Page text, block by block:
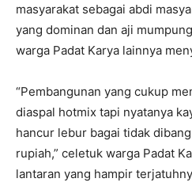
masyarakat sebagai abdi
yang dominan dan aji
warga Padat Karya lainnya
“Pembangunan yang cukup
diaspal hotmix tapi nyatanya
hancur lebur bagai tidak
rupiah,” celetuk warga Padat
lantaran yang hampir